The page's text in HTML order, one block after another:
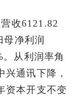
收6121.82
母净利润
从利润率角
通讯下降，
资本开支不变